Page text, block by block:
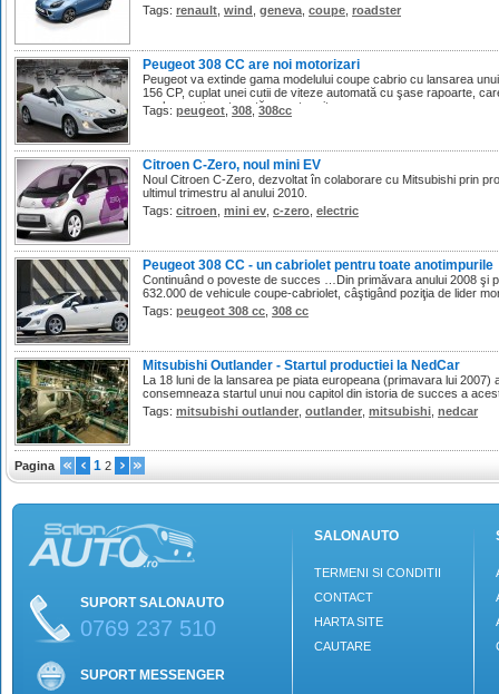
Tags: renault wind geneva coupe roadster
Peugeot 308 CC are noi motorizari
Peugeot va extinde gama modelului coupe cabrio cu lansarea
156 CP, cuplat unei cutii de viteze automată cu şase rapoarte,
vechea cutie automată cu patru viteze.
Tags: peugeot 308 308cc
Citroen C-Zero, noul mini EV
Noul Citroen C-Zero, dezvoltat în colaborare cu Mitsubishi prin
ultimul trimestru al anului 2010.
Tags: citroen mini ev c-zero electric
Peugeot 308 CC - un cabriolet pentru toate anotimpurile
Continuând o poveste de succes …Din primăvara anului 2008 şi
632.000 de vehicule coupe-cabriolet, câştigând poziţia de lider
Tags: peugeot 308 cc 308 cc
Mitsubishi Outlander - Startul productiei la NedCar
La 18 luni de la lansarea pe piata europeana (primavara lui 2007)
consemneaza startul unui nou capitol din istoria de succes a
Tags: mitsubishi outlander outlander mitsubishi nedcar
Pagina 1 2
SUPORT SALONAUTO
0769 237 510
SUPORT MESSENGER
SALONAUTO
TERMENI SI CONDITII
CONTACT
HARTA SITE
CAUTARE